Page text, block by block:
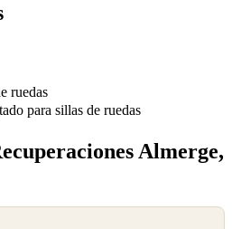
ruedas
para sillas de ruedas
Almerge,